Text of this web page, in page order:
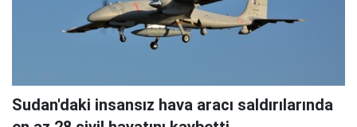
Sudan'daki insansız hava aracı saldırılarında